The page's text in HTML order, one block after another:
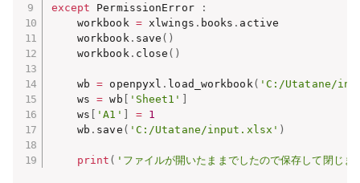
except PermissionError
:
    workbook
= xlwings . books . active
    workbook
. save ( )
    workbook
. close ( )
    wb
= openpyxl . load_workbook ( 'C:/Utatane/
    ws
= wb 'Sheet1'
    ws
'A1' =
1
    wb
. save ( 'C:/Utatane/input.xlsx' )
print ( 'ファイルが開いたままでしたので保存して閉じ